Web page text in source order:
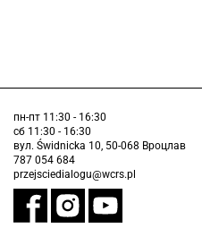
пн-пт 11:30 - 16:30
сб 11:30 - 16:30
вул. Świdnicka 10, 50-068 Вроцлав
787 054 684
przejsciedialogu@wcrs.pl